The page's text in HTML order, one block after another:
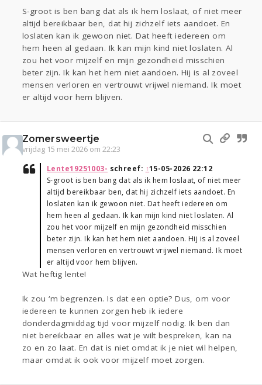
S-groot is ben bang dat als ik hem loslaat, of niet meer
altijd bereikbaar ben, dat hij zichzelf iets aandoet. En
loslaten kan ik gewoon niet. Dat heeft iedereen om
hem heen al gedaan. Ik kan mijn kind niet loslaten. Al
zou het voor mijzelf en mijn gezondheid misschien
beter zijn. Ik kan het hem niet aandoen. Hij is al zoveel
mensen verloren en vertrouwt vrijwel niemand. Ik moet
er altijd voor hem blijven.
Zomersweertje
vrijdag 15 mei 2026 om 22:23
Lente19251003- schreef: ↑15-05-2026 22:12
S-groot is ben bang dat als ik hem loslaat, of niet meer
altijd bereikbaar ben, dat hij zichzelf iets aandoet. En
loslaten kan ik gewoon niet. Dat heeft iedereen om
hem heen al gedaan. Ik kan mijn kind niet loslaten. Al
zou het voor mijzelf en mijn gezondheid misschien
beter zijn. Ik kan het hem niet aandoen. Hij is al zoveel
mensen verloren en vertrouwt vrijwel niemand. Ik moet
er altijd voor hem blijven.
Wat heftig lente!
Ik zou ‘m begrenzen. Is dat een optie? Dus, om voor
iedereen te kunnen zorgen heb ik iedere
donderdagmiddag tijd voor mijzelf nodig. Ik ben dan
niet bereikbaar en alles wat je wilt bespreken, kan na
zo en zo laat. En dat is niet omdat ik je niet wil helpen,
maar omdat ik ook voor mijzelf moet zorgen.